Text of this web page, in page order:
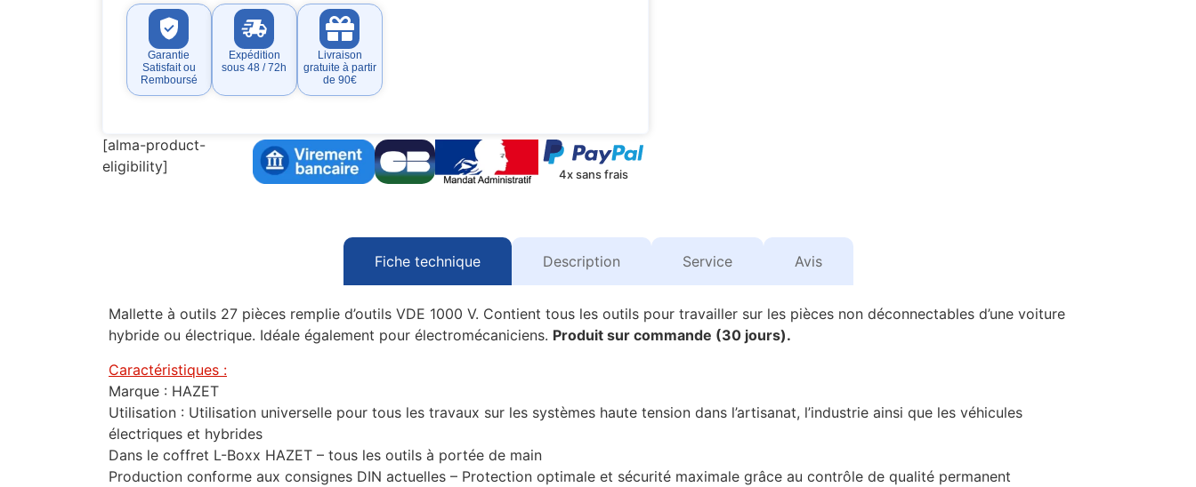
Garantie
Satisfait ou
Remboursé
Expédition
sous 48 / 72h
Livraison
gratuite à partir
de 90€
[alma-product-
eligibility]
4x sans frais
Fiche technique Description Service Avis
Mallette à outils 27 pièces remplie d’outils VDE 1000 V. Contient tous les outils pour travailler sur les pièces non déconnectables d’une voiture
hybride ou électrique. Idéale également pour électromécaniciens. Produit sur commande (30 jours).
Caractéristiques :
Marque : HAZET
Utilisation : Utilisation universelle pour tous les travaux sur les systèmes haute tension dans l’artisanat, l’industrie ainsi que les véhicules
électriques et hybrides
Dans le coffret L-Boxx HAZET – tous les outils à portée de main
Production conforme aux consignes DIN actuelles – Protection optimale et sécurité maximale grâce au contrôle de qualité permanent